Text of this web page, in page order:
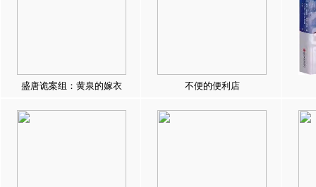
盛唐诡案组：黄泉的嫁衣 不便的便利店